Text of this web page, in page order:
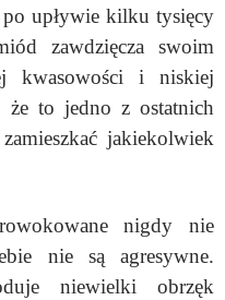
po upływie kilku tysięcy
zawdzięcza swoim
kwasowości i niskiej
że to jedno z ostatnich
jakiekolwiek
nigdy nie
nie są agresywne.
niewielki obrzęk